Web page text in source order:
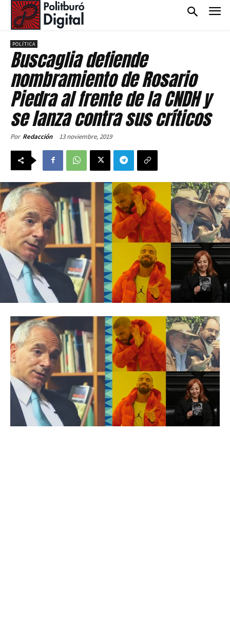
POLÍTICA
Buscaglia defiende
nombramiento de Rosario
Piedra al frente de la CNDH y
se lanza contra sus críticos
Por Redacción 13 noviembre, 2019